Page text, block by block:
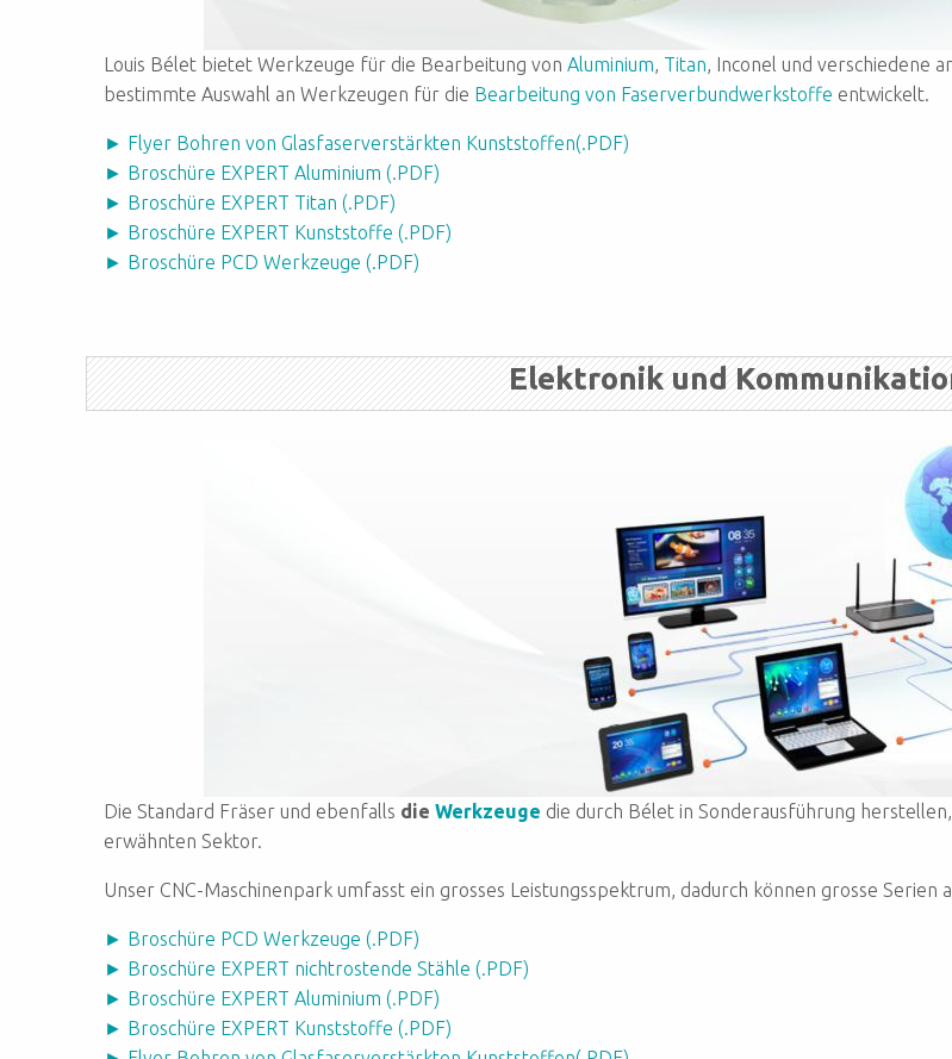
Louis Bélet bietet Werkzeuge für die Bearbeitung von Aluminium, Titan, Inconel und verschiedene
bestimmte Auswahl an Werkzeugen für die Bearbeitung von Faserverbundwerkstoffe entwickelt.
► Flyer Bohren von Glasfaserverstärkten Kunststoffen(.PDF)
► Broschüre EXPERT Aluminium (.PDF)
► Broschüre EXPERT Titan (.PDF)
► Broschüre EXPERT Kunststoffe (.PDF)
► Broschüre PCD Werkzeuge (.PDF)
Elektronik und
Die Standard Fräser und ebenfalls die Werkzeuge die durch Bélet in Sonderausführung
erwähnten Sektor.
Unser CNC-Maschinenpark umfasst ein grosses Leistungsspektrum, dadurch können grosse
► Broschüre PCD Werkzeuge (.PDF)
► Broschüre EXPERT nichtrostende Stähle (.PDF)
► Broschüre EXPERT Aluminium (.PDF)
► Broschüre EXPERT Kunststoffe (.PDF)